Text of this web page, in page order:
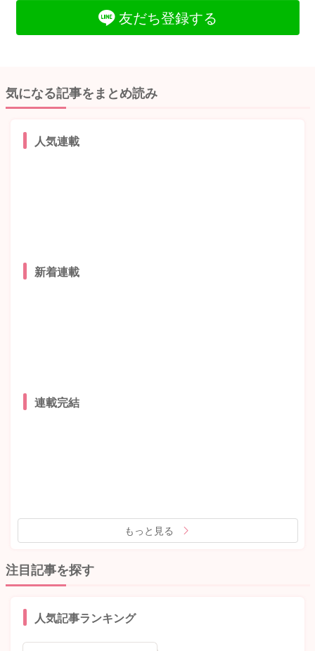
友だち登録する
気になる記事をまとめ読み
人気連載
新着連載
連載完結
もっと見る
注目記事を探す
人気記事ランキング